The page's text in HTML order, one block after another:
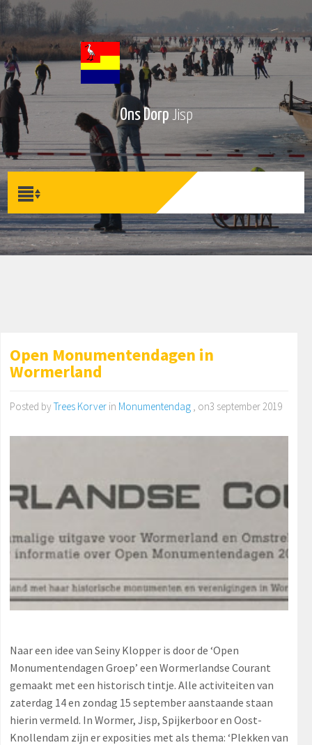
Ons Dorp Jisp
Open Monumentendagen in
Wormerland
Posted by Trees Korverin Monumentendag, on3 september 2019
Naar een idee van Seiny Klopper is door de ‘Open
Monumentendagen Groep’ een Wormerlandse Courant
gemaakt met een historisch tintje. Alle activiteiten van
zaterdag 14 en zondag 15 september aanstaande staan
hierin vermeld. In Wormer, Jisp, Spijkerboor en Oost-
Knollendam zijn er exposities met als thema: ‘Plekken van